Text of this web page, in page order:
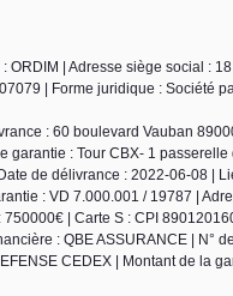
| Adresse siège social :
| Forme juridique : Société
: 60 boulevard Vauban
: Tour CBX- 1
de délivrance : 2022-06-08 |
: VD 7.000.001 / 19787 |
| Carte S : CPI
: QBE ASSURANCE | N°
CEDEX | Montant de la